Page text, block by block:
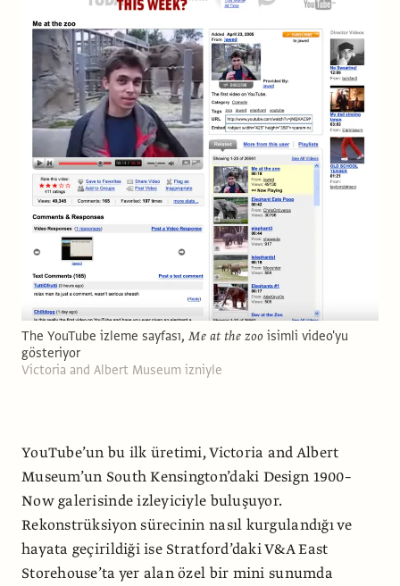
The YouTube izleme sayfası,Me at the zoo isimli video'yu
gösteriyor
Victoria and Albert Museum izniyle
YouTube’un bu ilk üretimi, Victoria and Albert
Museum’un South Kensington’daki Design 1900–
Now galerisinde izleyiciyle buluşuyor.
Rekonstrüksiyon sürecinin nasıl kurgulandığı ve
hayata geçirildiği ise Stratford’daki V&A East
Storehouse’ta yer alan özel bir mini sunumda